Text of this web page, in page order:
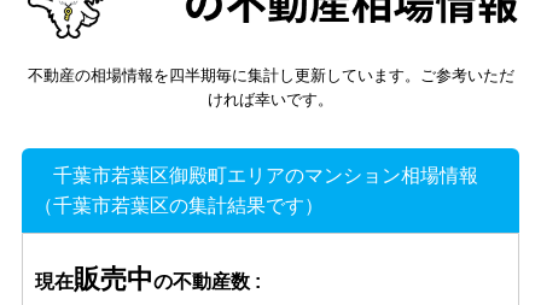
不動産の相場情報を四半期毎に集計し更新しています。ご参考いただ
ければ幸いです。
千葉市若葉区御殿町エリアのマンション相場情報
（千葉市若葉区の集計結果です）
現在販売中の不動産数 :